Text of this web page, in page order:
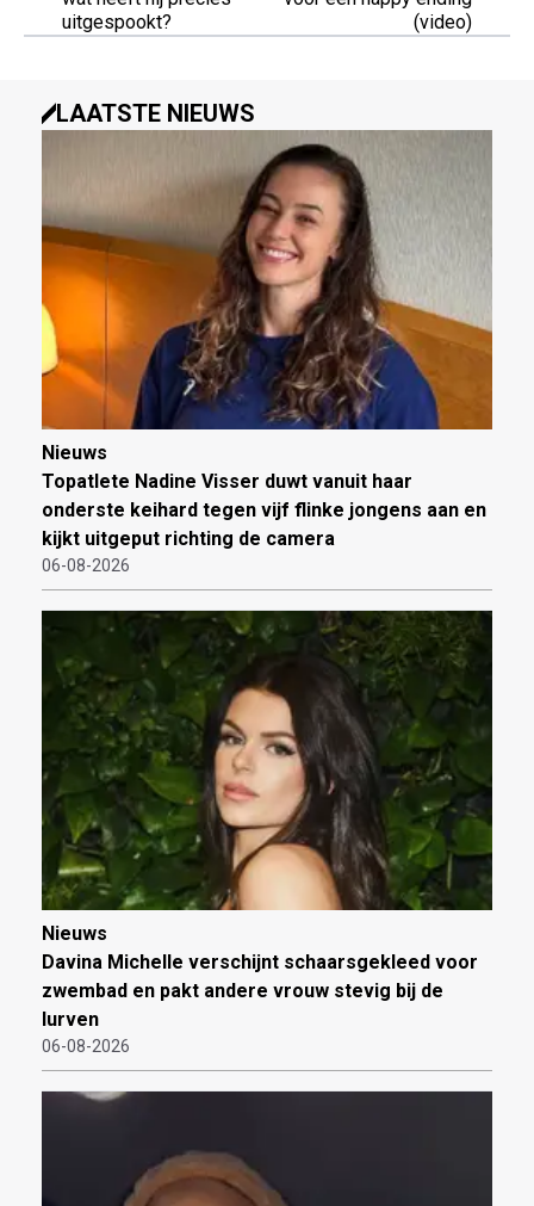
uitgespookt?
(video)
LAATSTE NIEUWS
Nieuws
Topatlete Nadine Visser duwt vanuit haar
onderste keihard tegen vijf flinke jongens aan en
kijkt uitgeput richting de camera
06-08-2026
Nieuws
Davina Michelle verschijnt schaarsgekleed voor
zwembad en pakt andere vrouw stevig bij de
lurven
06-08-2026